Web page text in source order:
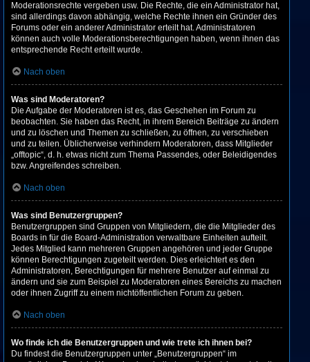
Moderationsrechte vergeben usw. Die Rechte, die ein Administrator hat,
sind allerdings davon abhängig, welche Rechte ihnen ein Gründer des
Forums oder ein anderer Administrator erteilt hat. Administratoren
können auch volle Moderationsberechtigungen haben, wenn ihnen das
entsprechende Recht erteilt wurde.
Nach oben
Was sind Moderatoren?
Die Aufgabe der Moderatoren ist es, das Geschehen im Forum zu
beobachten. Sie haben das Recht, in ihrem Bereich Beiträge zu ändern
und zu löschen und Themen zu schließen, zu öffnen, zu verschieben
und zu teilen. Üblicherweise verhindern Moderatoren, dass Mitglieder
„offtopic“, d. h. etwas nicht zum Thema Passendes, oder Beleidigendes
bzw. Angreifendes schreiben.
Nach oben
Was sind Benutzergruppen?
Benutzergruppen sind Gruppen von Mitgliedern, die die Mitglieder des
Boards in für die Board-Administration verwaltbare Einheiten aufteilt.
Jedes Mitglied kann mehreren Gruppen angehören und jeder Gruppe
können Berechtigungen zugeteilt werden. Dies erleichtert es den
Administratoren, Berechtigungen für mehrere Benutzer auf einmal zu
ändern und sie zum Beispiel zu Moderatoren eines Bereichs zu machen
oder ihnen Zugriff zu einem nichtöffentlichen Forum zu geben.
Nach oben
Wo finde ich die Benutzergruppen und wie trete ich ihnen bei?
Du findest die Benutzergruppen unter „Benutzergruppen“ im